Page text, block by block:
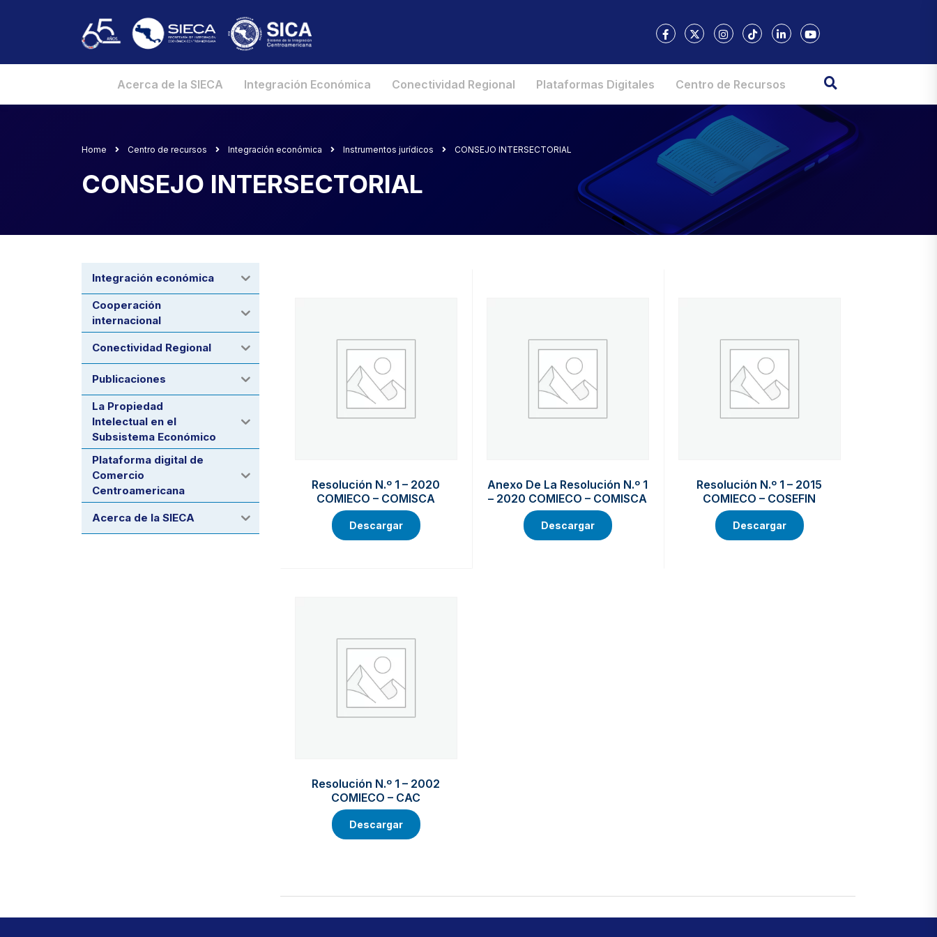
Acerca de la SIECA Integración Económica Conectividad Regional Plataformas Digitales Centro de Recursos
Home Centro de recursos Integración económica Instrumentos jurídicos CONSEJO INTERSECTORIAL
CONSEJO INTERSECTORIAL
Resolución N.º 1 – 2020
COMIECO – COMISCA
Descargar
Anexo De La Resolución N.º 1
– 2020 COMIECO – COMISCA
Descargar
Resolución N.º 1 – 2015
COMIECO – COSEFIN
Descargar
Resolución N.º 1 – 2002
COMIECO – CAC
Descargar
Integración económica
Cooperación
internacional
Conectividad Regional
Publicaciones
La Propiedad
Intelectual en el
Subsistema Económico
Plataforma digital de
Comercio
Centroamericana
Acerca de la SIECA